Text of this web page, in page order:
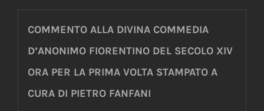
COMMENTO ALLA DIVINA COMMEDIA
D’ANONIMO FIORENTINO DEL SECOLO XIV
ORA PER LA PRIMA VOLTA STAMPATO A
CURA DI PIETRO FANFANI